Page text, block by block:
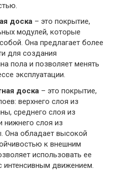
доска – это покрытие,
модулей, которые
Она предлагает более
для создания
пола и позволяет менять
эксплуатации.
доска – это покрытие,
верхнего слоя из
среднего слоя из
нижнего слоя из
Она обладает высокой
к внешним
использовать ее
движением.